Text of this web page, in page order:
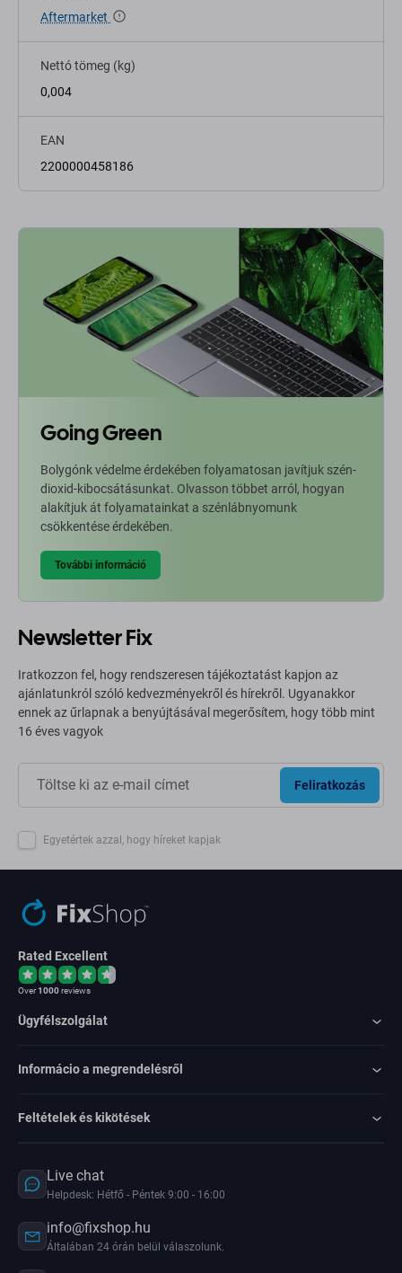
Aftermarket
Nettó tömeg (kg)
0,004
EAN
2200000458186
Going Green
Bolygónk védelme érdekében folyamatosan javítjuk szén-
dioxid-kibocsátásunkat. Olvasson többet arról, hogyan
alakítjuk át folyamatainkat a szénlábnyomunk
csökkentése érdekében.
További információ
Newsletter Fix
Iratkozzon fel, hogy rendszeresen tájékoztatást kapjon az
ajánlatunkról szóló kedvezményekről és hírekről. Ugyanakkor
ennek az űrlapnak a benyújtásával megerősítem, hogy több mint
16 éves vagyok
Feliratkozás
Egyetértek azzal, hogy híreket kapjak
Rated Excellent
Over1000reviews
Ügyfélszolgálat
Informácio a megrendelésről
Feltételek és kikötések
Live chat
Helpdesk: Hétfő - Péntek 9:00 - 16:00
info@fixshop.hu
Általában 24 órán belül válaszolunk.